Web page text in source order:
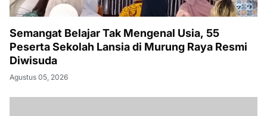
Semangat Belajar Tak Mengenal Usia, 55
Peserta Sekolah Lansia di Murung Raya Resmi
Diwisuda
Agustus 05, 2026